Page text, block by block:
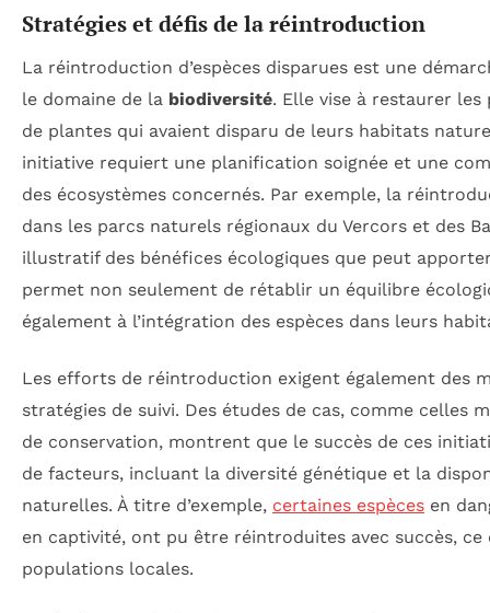
Stratégies et défis de la réintroduction
La réintroduction d’espèces disparues est une
le domaine de la biodiversité. Elle vise à restaurer les
de plantes qui avaient disparu de leurs habitats
initiative requiert une planification soignée et une
des écosystèmes concernés. Par exemple, la
dans les parcs naturels régionaux du Vercors et des
illustratif des bénéfices écologiques que peut
permet non seulement de rétablir un équilibre
également à l’intégration des espèces dans leurs
Les efforts de réintroduction exigent également des
stratégies de suivi. Des études de cas, comme celles
de conservation, montrent que le succès de ces
de facteurs, incluant la diversité génétique et la
naturelles. À titre d’exemple, certaines espèces en
en captivité, ont pu être réintroduites avec succès, ce
populations locales.